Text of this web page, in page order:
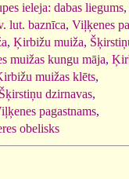
ieleja: dabas liegums,
lut. baznīca, Viļķenes
, Ķirbižu muiža,
muižas kungu māja,
muižas klēts,
Šķirstiņu dzirnavas,
pagastnams,
obelisks